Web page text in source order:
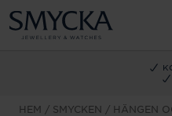
HEM SMYCKEN HÄNGEN